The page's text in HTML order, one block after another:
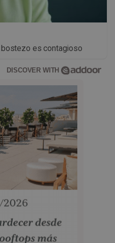
bostezo es contagioso
DISCOVER WITH